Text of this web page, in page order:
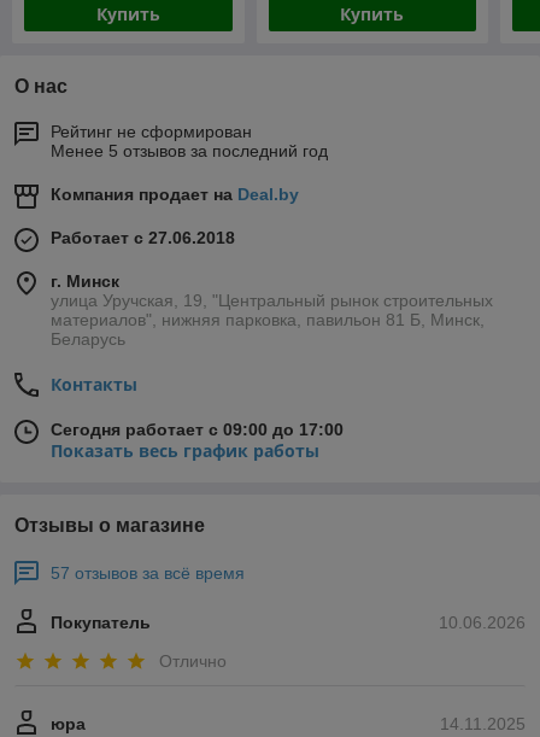
Купить Купить
О нас
Рейтинг не сформирован
Менее 5 отзывов за последний год
Компания продает на Deal.by
Работает с 27.06.2018
г. Минск
улица Уручская, 19, "Центральный рынок строительных
материалов", нижняя парковка, павильон 81 Б, Минск,
Беларусь
Контакты
Сегодня работает с 09:00 до 17:00
Показать весь график работы
Отзывы о магазине
57 отзывов за всё время
10.06.2026
Покупатель
Отлично
14.11.2025
юра